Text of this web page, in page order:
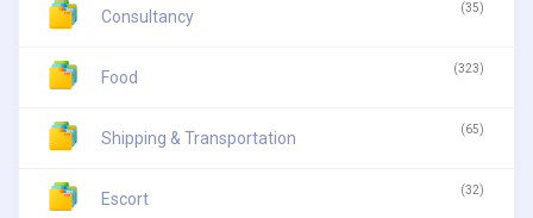
Consultancy (35)
Food (323)
Shipping & Transportation (65)
Escort (32)